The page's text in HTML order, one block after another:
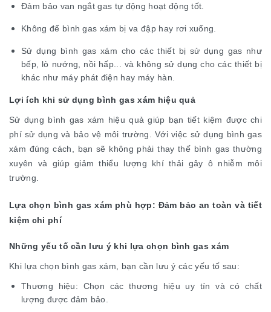
Đảm bảo van ngắt gas tự động hoạt động tốt.
Không để bình gas xám bị va đập hay rơi xuống.
Sử dụng bình gas xám cho các thiết bị sử dụng gas như
bếp, lò nướng, nồi hấp... và không sử dụng cho các thiết bị
khác như máy phát điện hay máy hàn.
Lợi ích khi sử dụng bình gas xám hiệu quả
Sử dụng bình gas xám hiệu quả giúp bạn tiết kiệm được chi
phí sử dụng và bảo vệ môi trường. Với việc sử dụng bình gas
xám đúng cách, bạn sẽ không phải thay thế bình gas thường
xuyên và giúp giảm thiểu lượng khí thải gây ô nhiễm môi
trường.
Lựa chọn bình gas xám phù hợp: Đảm bảo an toàn và tiết
kiệm chi phí
Những yếu tố cần lưu ý khi lựa chọn bình gas xám
Khi lựa chọn bình gas xám, bạn cần lưu ý các yếu tố sau:
Thương hiệu: Chọn các thương hiệu uy tín và có chất
lượng được đảm bảo.